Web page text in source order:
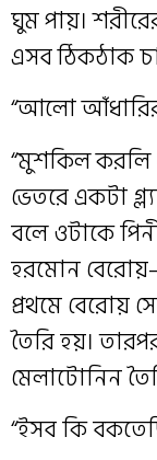
ঘুম পায়।
এসব ঠিকঠাক
“আলো আঁধারির
“মুশকিল করলি
ভেতরে একটা
বলে ওটাকে
হরমোন
প্রথমে বেরোয়
তৈরি হয়।
মেলাটোনিন
“ইসব কি